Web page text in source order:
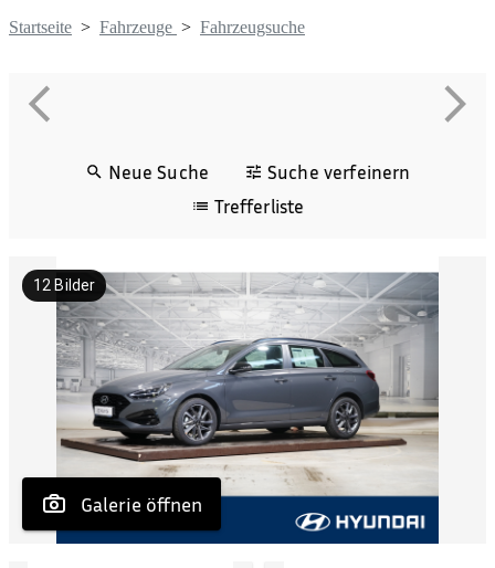
Startseite > Fahrzeuge > Fahrzeugsuche
Neue Suche
Suche verfeinern
Trefferliste
Galerie öffnen
12 Bilder